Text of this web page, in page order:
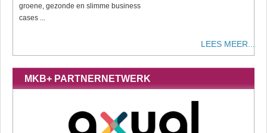
groene, gezonde en slimme business
cases ...
LEES MEER...
MKB+ PARTNERNETWERK